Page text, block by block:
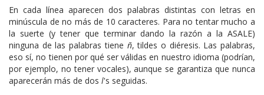
En cada línea aparecen dos palabras distintas con letras en
minúscula de no más de 10 caracteres. Para no tentar mucho a
la suerte (y tener que terminar dando la razón a la ASALE)
ninguna de las palabras tiene ñ, tildes o diéresis. Las palabras,
eso sí, no tienen por qué ser válidas en nuestro idioma (podrían,
por ejemplo, no tener vocales), aunque se garantiza que nunca
aparecerán más de dos l's seguidas.